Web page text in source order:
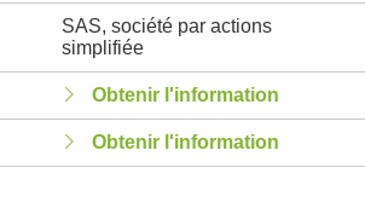
SAS, société par actions
simplifiée
Obtenir l'information
Obtenir l'information